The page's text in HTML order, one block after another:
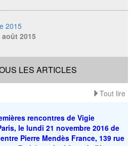
2015
2015
LES ARTICLES
Tout lire
rencontres de Vigie
le lundi 21 novembre 2016 de
Pierre Mendès France, 139 rue